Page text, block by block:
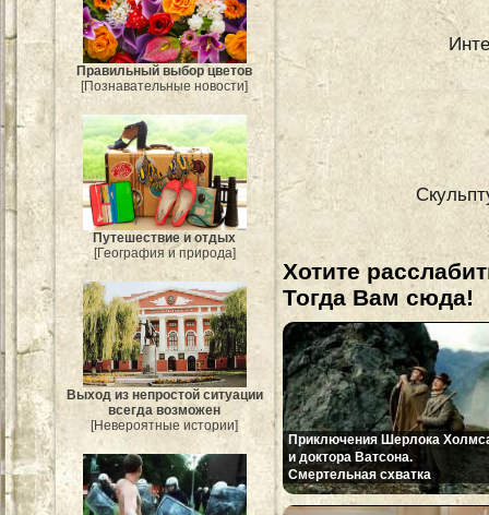
Правильный выбор цветов
[Познавательные новости]
Путешествие и отдых
[География и природа]
Выход из непростой ситуации
всегда возможен
[Невероятные истории]
Хотите
Тогда Вам сюда!
Приключения Шерлока
и доктора Ватсона.
Смертельная схватка